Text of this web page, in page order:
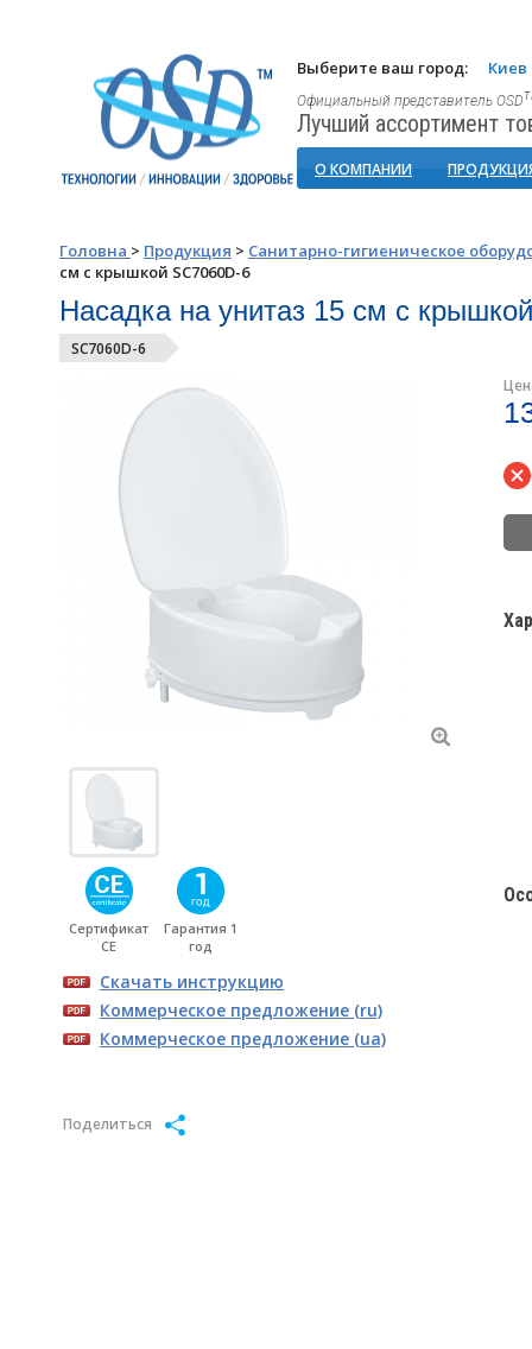
Выберите ваш город: Киев
Официальный представитель OSD
Лучший ассортимент
О КОМПАНИИ
Головна > Продукция > Санитарно-гигиеническое
см с крышкой SC7060D-6
Насадка на унитаз 15 см с
SC7060D-6
Сертификат
CE
Гарантия 1
год
Скачать инструкцию
Коммерческое предложение (ru)
Коммерческое предложение (ua)
Поделиться